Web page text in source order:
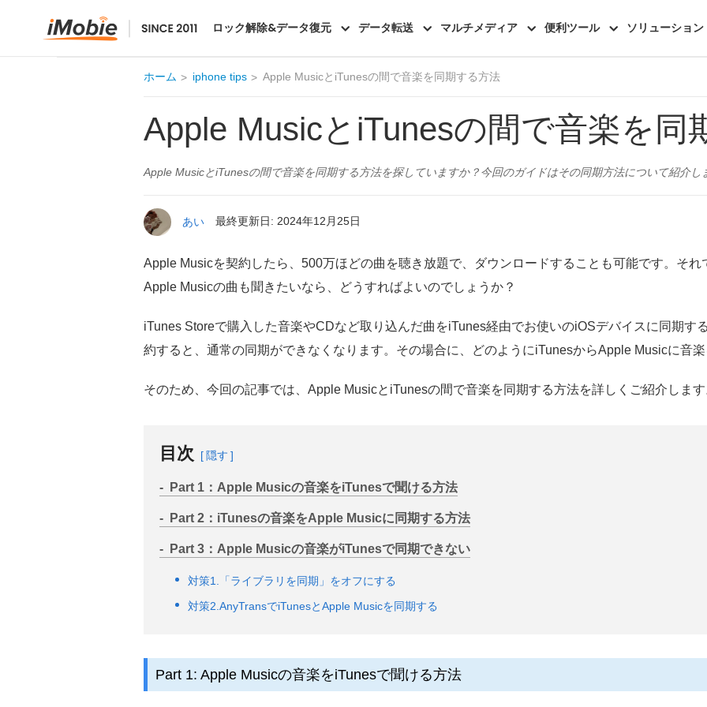
ロック解除&データ復元 データ転送 マルチメディア 便利ツール ソリューション
AnyTrans 機能一覧 レビュー
ホーム iphone tips Apple MusicとiTunesの間で音楽を同期する方法
Apple MusicとiTunesの間で音楽を同
Apple MusicとiTunesの間で音楽を同期する方法を探していますか？今回のガイドはその同期方法について紹介
あい 最終更新日: 2024年12月25日
Apple Musicを契約したら、500万ほどの曲を聴き放題で、ダウンロードすることも可能です。そ
Apple Musicの曲も聞きたいなら、どうすればよいのでしょうか？
iTunes Storeで購入した音楽やCDなど取り込んだ曲をiTunes経由でお使いのiOSデバイスに同期す
約すると、通常の同期ができなくなります。その場合に、どのようにiTunesからApple Musicに音
そのため、今回の記事では、Apple MusicとiTunesの間で音楽を同期する方法を詳しくご紹介しま
目次 隠す
Part 1：Apple Musicの音楽をiTunesで聞ける方法
Part 2：iTunesの音楽をApple Musicに同期する方法
Part 3：Apple Musicの音楽がiTunesで同期できない
対策1.「ライブラリを同期」をオフにする
対策2.AnyTransでiTunesとApple Musicを同期する
Part 1: Apple Musicの音楽をiTunesで聞ける方法